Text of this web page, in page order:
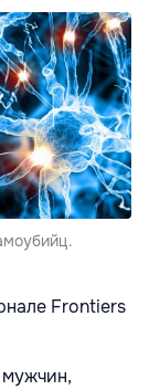
Frontiers
мужчин,